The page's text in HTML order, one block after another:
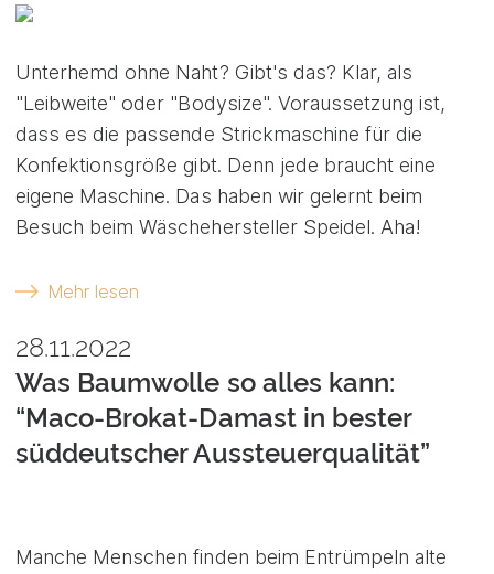
Unterhemd ohne Naht? Gibt's das? Klar, als
"Leibweite" oder "Bodysize". Voraussetzung ist,
dass es die passende Strickmaschine für die
Konfektionsgröße gibt. Denn jede braucht eine
eigene Maschine. Das haben wir gelernt beim
Besuch beim Wäschehersteller Speidel. Aha!
Mehr lesen
28.11.2022
Was Baumwolle so alles kann:
“Maco-Brokat-Damast in bester
süddeutscher Aussteuerqualität”
Manche Menschen finden beim Entrümpeln alte